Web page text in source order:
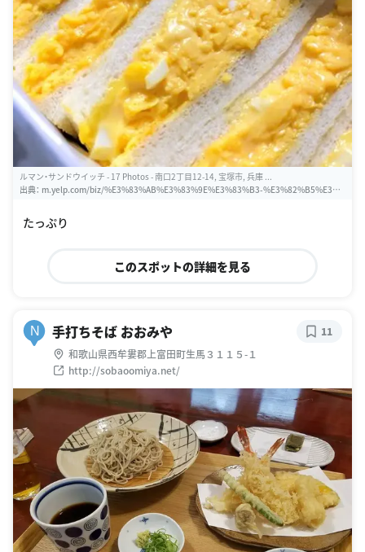
ルマン・サンドウイッチ - 17 Photos - 南口2丁目12-14, 宝塚市, 兵庫 ...
出典： m.yelp.com/biz/%E3%83%AB%E3%83%9E%E3%83%B3-%E3%82%B5%E3%8
9D%E5%A1%9A%E5%B8%82
たっぷり
このスポットの詳細を見る
N 手打ちそば おおみや
和歌山県西牟婁郡上富田町生馬３１１５-１
http://sobaoomiya.net/
11